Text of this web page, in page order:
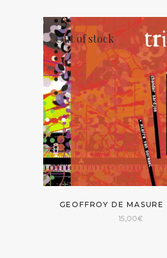
Out of stock
GEOFFROY DE MASURE
15,00€